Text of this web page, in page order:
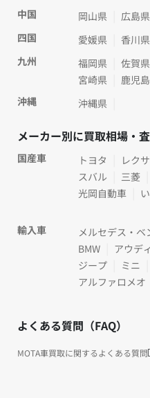
中国
岡山県 広島県
四国
愛媛県 香川県
九州
福岡県 佐賀県
宮崎県
鹿児
沖縄
沖縄県
メーカー別に買取相場・
国産車 トヨタ レク
スバル
三菱
光岡自動車
輸入車 メルセデス・ベ
BMW
アウディ
ジープ
ミニ
アルファロメオ
よくある質問（FAQ）
MOTA車買取に関するよくある質問